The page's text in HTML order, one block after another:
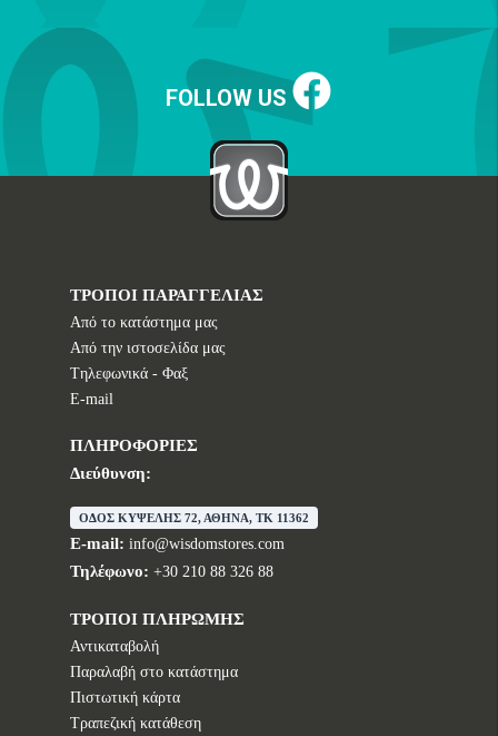
FOLLOW US
ΤΡΟΠΟΙ ΠΑΡΑΓΓΕΛΙΑΣ
Από το κατάστημα μας
Από την ιστοσελίδα μας
Tηλεφωνικά - Φαξ
E-mail
ΠΛΗΡΟΦΟΡΙΕΣ
Διεύθυνση:
ΟΔΟΣ ΚΥΨΕΛΗΣ 72, ΑΘΗΝΑ, TK 11362
E-mail: info@wisdomstores.com
Τηλέφωνο: +30 210 88 326 88
ΤΡΟΠΟΙ ΠΛΗΡΩΜΗΣ
Αντικαταβολή
Παραλαβή στο κατάστημα
Πιστωτική κάρτα
Τραπεζική κατάθεση